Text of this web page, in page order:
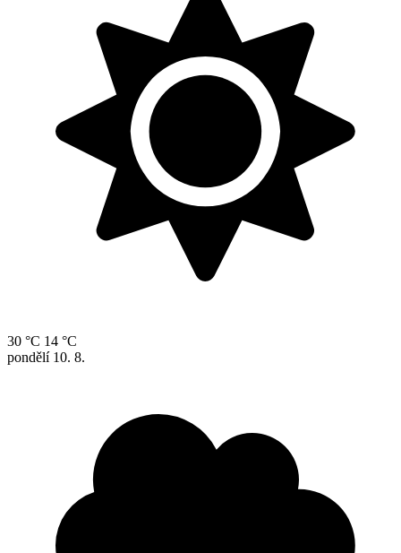
30 °C 14 °C
pondělí 10. 8.